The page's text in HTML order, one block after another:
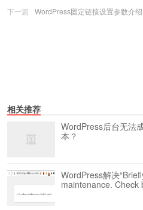
下一篇
WordPress固定链接设置参数介绍
相关推荐
WordPress后台无法
本？
WordPress解决
maintenance. Check